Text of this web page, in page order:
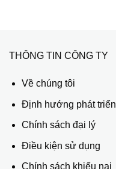
THÔNG TIN CÔNG TY
Về chúng tôi
Định hướng phát triển
Chính sách đại lý
Điều kiện sử dụng
Chính sách khiếu nại